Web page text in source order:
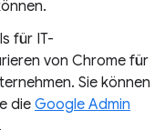
für IT-
von Chrome für
Sie können
dieGoogle Admin